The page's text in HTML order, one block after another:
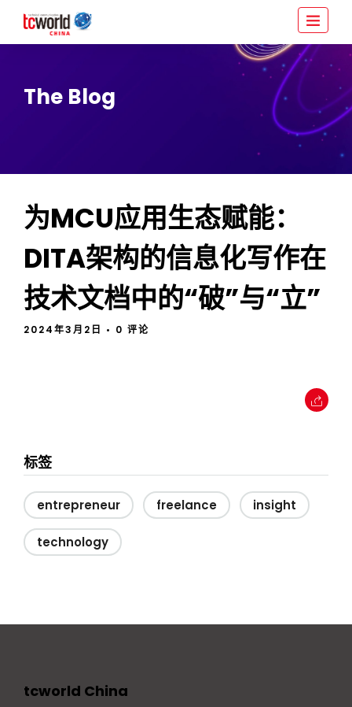
The Blog
为MCU应用生态赋能：
DITA架构的信息化写作在
技术文档中的“破”与“立”
2024年3月2日 • 0 评论
标签
entrepreneur freelance insight
technology
tcworld China